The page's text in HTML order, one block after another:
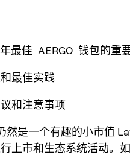
最佳 AERGO 钱包的重
最佳实践
和注意事项
然是一个有趣的小市值
上市和生态系统活动。